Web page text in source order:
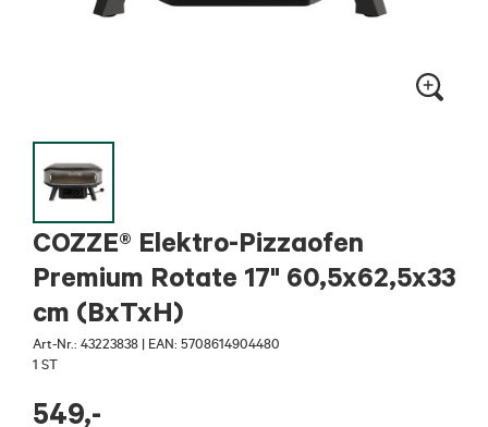
COZZE® Elektro-Pizzaofen
Premium Rotate 17" 60,5x62,5x33
cm (BxTxH)
Art-Nr.: 43223838 | EAN: 5708614904480
1 ST
549,-